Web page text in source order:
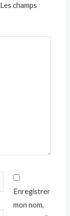
Les champs
Enregistrer
mon nom,